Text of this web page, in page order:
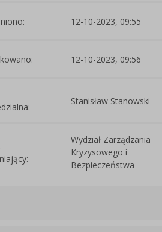
12-10-2023, 09:55
12-10-2023, 09:56
Stanisław Stanowski
Wydział Zarządzania
Kryzysowego i
Bezpieczeństwa